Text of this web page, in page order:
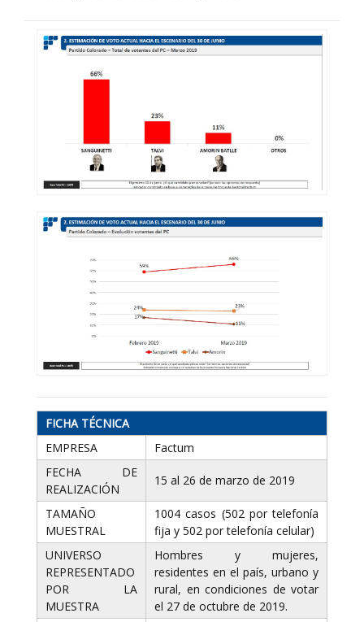
FICHA TÉCNICA
EMPRESA
Factum
FECHA DE
REALIZACIÓN
15 al 26 de marzo de 2019
TAMAÑO
MUESTRAL
1004 casos (502 por telefonía
fija y 502 por telefonía celular)
UNIVERSO
REPRESENTADO
POR LA
MUESTRA
Hombres y mujeres,
residentes en el país, urbano y
rural, en condiciones de votar
el 27 de octubre de 2019.